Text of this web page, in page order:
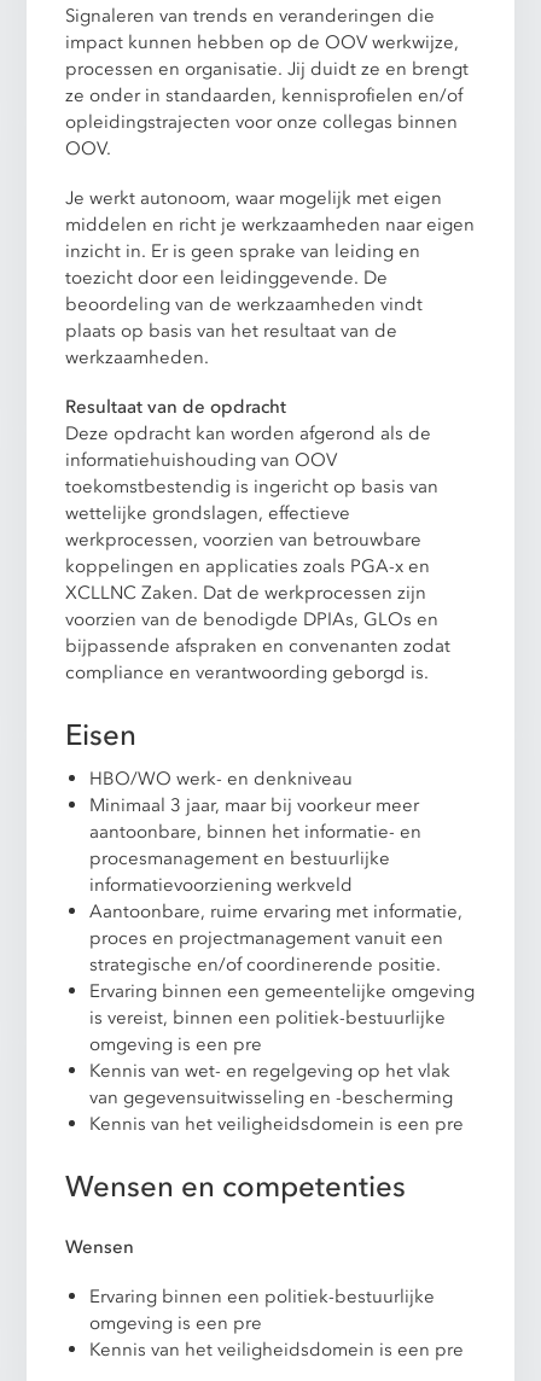
Signaleren van trends en veranderingen die
impact kunnen hebben op de OOV werkwijze,
processen en organisatie. Jij duidt ze en brengt
ze onder in standaarden, kennisprofielen en/of
opleidingstrajecten voor onze collegas binnen
OOV.
Je werkt autonoom, waar mogelijk met eigen
middelen en richt je werkzaamheden naar eigen
inzicht in. Er is geen sprake van leiding en
toezicht door een leidinggevende. De
beoordeling van de werkzaamheden vindt
plaats op basis van het resultaat van de
werkzaamheden.
Resultaat van de opdracht
Deze opdracht kan worden afgerond als de
informatiehuishouding van OOV
toekomstbestendig is ingericht op basis van
wettelijke grondslagen, effectieve
werkprocessen, voorzien van betrouwbare
koppelingen en applicaties zoals PGA-x en
XCLLNC Zaken. Dat de werkprocessen zijn
voorzien van de benodigde DPIAs, GLOs en
bijpassende afspraken en convenanten zodat
compliance en verantwoording geborgd is.
Eisen
HBO/WO werk- en denkniveau
Minimaal 3 jaar, maar bij voorkeur meer
aantoonbare, binnen het informatie- en
procesmanagement en bestuurlijke
informatievoorziening werkveld
Aantoonbare, ruime ervaring met informatie,
proces en projectmanagement vanuit een
strategische en/of coordinerende positie.
Ervaring binnen een gemeentelijke omgeving
is vereist, binnen een politiek-bestuurlijke
omgeving is een pre
Kennis van wet- en regelgeving op het vlak
van gegevensuitwisseling en -bescherming
Kennis van het veiligheidsdomein is een pre
Wensen en competenties
Wensen
Ervaring binnen een politiek-bestuurlijke
omgeving is een pre
Kennis van het veiligheidsdomein is een pre